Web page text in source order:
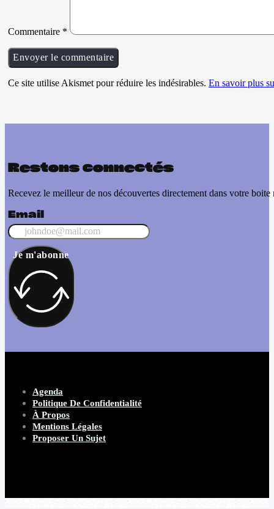
Commentaire *
Ce site utilise Akismet pour réduire les indésirables. En savoir plus
Restons connectés
Recevez le meilleur de nos découvertes directement dans votre boite
Email
Je m'abonne
Agenda
Politique De Confidentialité
À Propos
Mentions Légales
Proposer Un Sujet